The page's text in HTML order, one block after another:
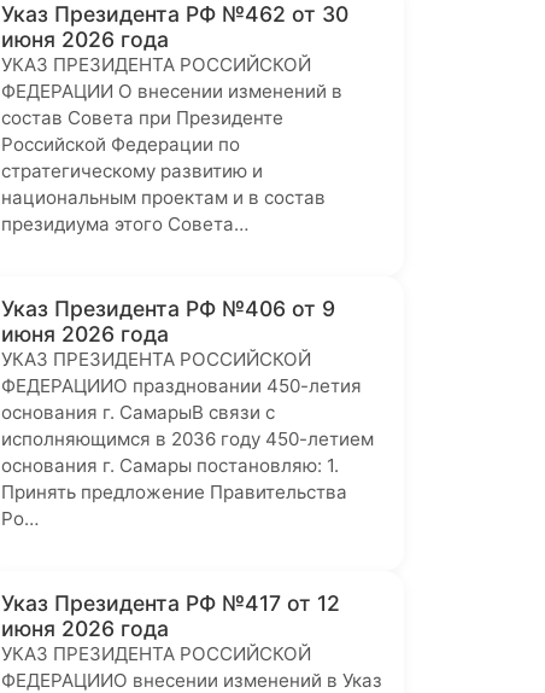
Указ Президента РФ №462 от 30
июня 2026 года
УКАЗ ПРЕЗИДЕНТА РОССИЙСКОЙ
ФЕДЕРАЦИИ О внесении изменений в
состав Совета при Президенте
Российской Федерации по
стратегическому развитию и
национальным проектам и в состав
президиума этого Совета…
Указ Президента РФ №406 от 9
июня 2026 года
УКАЗ ПРЕЗИДЕНТА РОССИЙСКОЙ
ФЕДЕРАЦИИО праздновании 450-летия
основания г. СамарыВ связи с
исполняющимся в 2036 году 450-летием
основания г. Самары постановляю: 1.
Принять предложение Правительства
Ро…
Указ Президента РФ №417 от 12
июня 2026 года
УКАЗ ПРЕЗИДЕНТА РОССИЙСКОЙ
ФЕДЕРАЦИИО внесении изменений в Указ